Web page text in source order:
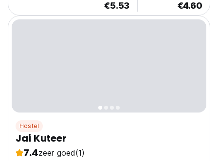
€5.53 €4.60
Hostel
Jai Kuteer
7.4zeer goed(1)